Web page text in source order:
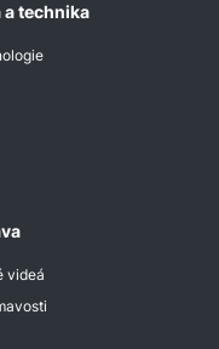
a technika
videá